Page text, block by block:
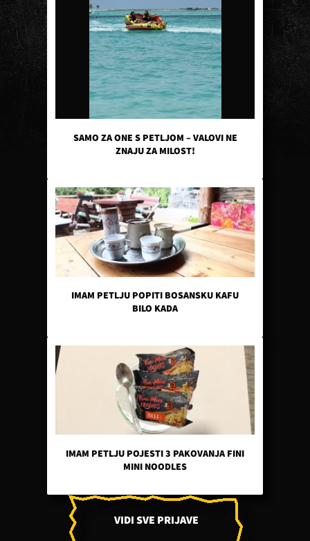
SAMO ZA ONE S PETLJOM – VALOVI NE
ZNAJU ZA MILOST!
IMAM PETLJU POPITI BOSANSKU KAFU
BILO KADA
IMAM PETLJU POJESTI 3 PAKOVANJA FINI
MINI NOODLES
VIDI SVE PRIJAVE